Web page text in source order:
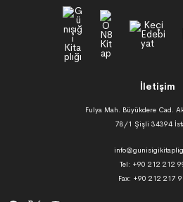
İletişim
Fulya Mah. Büyükdere Cad.
78/1 Şişli 34394
Tel: +90 212 212
Fax: +90 212 217